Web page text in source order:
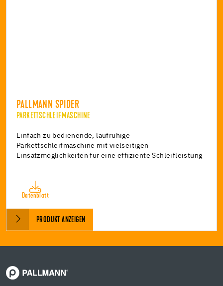
PALLMANN SPIDER
PARKETTSCHLEIFMASCHINE
Einfach zu bedienende, laufruhige
Parkettschleifmaschine mit vielseitigen
Einsatzmöglichkeiten für eine effiziente Schleifleistung
Datenblatt
PRODUKT ANZEIGEN